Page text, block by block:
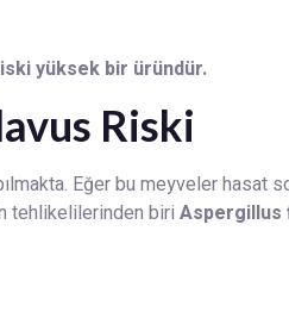
yüksek bir üründür.
Riski
Eğer bu meyveler hasat
tehlikelilerinden biri Aspergillus